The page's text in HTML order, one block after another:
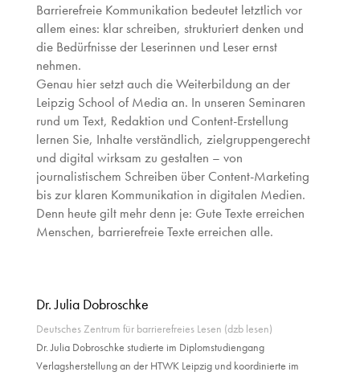
Barrierefreie Kommunikation bedeutet letztlich vor
allem eines: klar schreiben, strukturiert denken und
die Bedürfnisse der Leserinnen und Leser ernst
nehmen.
Genau hier setzt auch die Weiterbildung an der
Leipzig School of Media an. In unseren Seminaren
rund um Text, Redaktion und Content-Erstellung
lernen Sie, Inhalte verständlich, zielgruppengerecht
und digital wirksam zu gestalten – von
journalistischem Schreiben über Content-Marketing
bis zur klaren Kommunikation in digitalen Medien.
Denn heute gilt mehr denn je: Gute Texte erreichen
Menschen, barrierefreie Texte erreichen alle.
Dr. Julia Dobroschke
Deutsches Zentrum für barrierefreies Lesen (dzb lesen)
Dr. Julia Dobroschke studierte im Diplomstudiengang
Verlagsherstellung an der HTWK Leipzig und koordinierte im